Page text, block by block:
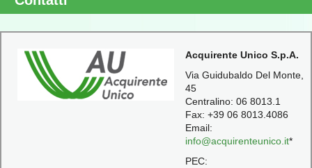
Acquirente Unico S.p.A.
Via Guidubaldo Del Monte,
45
Centralino: 06 8013.1
Fax: +39 06 8013.4086
Email:
info@acquirenteunico.it*
PEC: